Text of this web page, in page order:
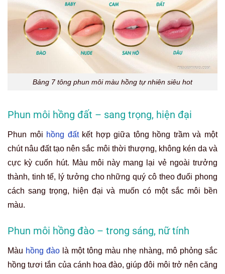
Bảng 7 tông phun môi màu hồng tự nhiên siêu hot
Phun môi hồng đất – sang trọng, hiện đại
Phun môi hồng đấtkết hợp giữa tông hồng trầm và một
chút nâu đất tạo nên sắc môi thời thượng, không kén da và
cực kỳ cuốn hút. Màu môi này mang lại vẻ ngoài trưởng
thành, tinh tế, lý tưởng cho những quý cô theo đuổi phong
cách sang trọng, hiện đại và muốn có một sắc môi bền
màu.
Phun môi hồng đào – trong sáng, nữ tính
Màu hồng đào là một tông màu nhẹ nhàng, mô phỏng sắc
hồng tươi tắn của cánh hoa đào, giúp đôi môi trở nên căng